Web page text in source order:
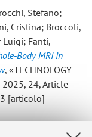
Stefano;
Cristina; Broccoli,
Luigi; Fanti,
Body MRI in
, «TECHNOLOGY
2025, 24, Article
[articolo]